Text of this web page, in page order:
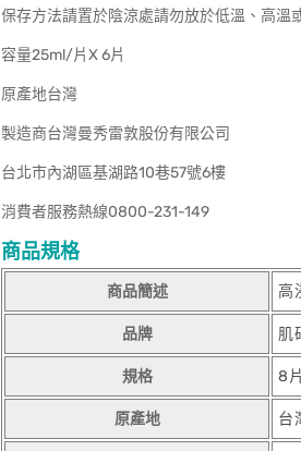
保存方法請置於陰涼處請勿放於低溫、高溫
容量25ml/片X 6片
原產地台灣
製造商台灣曼秀雷敦股份有限公司
台北市內湖區基湖路10巷57號6樓
消費者服務熱線0800-231-149
商品規格
商品簡述 高
品牌 肌
規格 8
原產地 台